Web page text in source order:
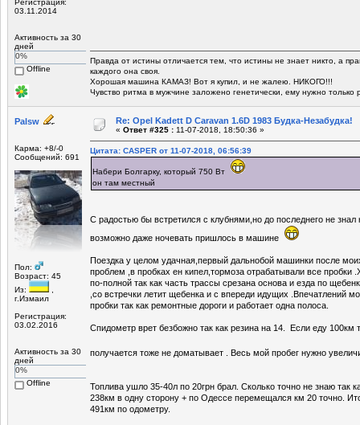
Регистрация:
03.11.2014
Активность за 30
дней
0%
Offline
Правда от истины отличается тем, что истины не знает никто, а
каждого она своя.
Хорошая машина КАМАЗ! Вот я купил, и не жалею. НИКОГО!!!
Чувство ритма в мужчине заложено генетически, ему нужно
Palsw
Карма: +8/-0
Сообщений: 691
Пол:
Возраст: 45
Из:
г.Измаил
Регистрация:
03.02.2016
Активность за 30
дней
0%
Offline
Re: Opel Kadett D Caravan 1.6D 1983 Будка-Незабудка!
« Ответ #325 : 11-07-2018, 18:50:36 »
Цитата: CASPER от 11-07-2018, 06:56:39
Набери Болгарку, который 750 Вт
он там местный
С радостью бы встретился с клубнями,но до последнего не знал
возможно даже ночевать пришлось в машине
Поездка у целом удачная,первый дальнобой машинки после
проблем ,в пробках ен кипел,тормоза отрабатывали все пробки
по-полной так как часть трассы срезана основа и езда по
,со встречки летит щебенка и с впереди идущих .Впечатлений
пробки так как ремонтные дороги и работает одна полоса.
Спидометр врет безбожно так как резина на 14. Если еду
получается тоже не доматывает . Весь мой пробег нужно
Топлива ушло 35-40л по 20грн брал. Сколько точно не знаю так
238км в одну сторону + по Одессе перемещался км 20 точно.
491км по одометру.